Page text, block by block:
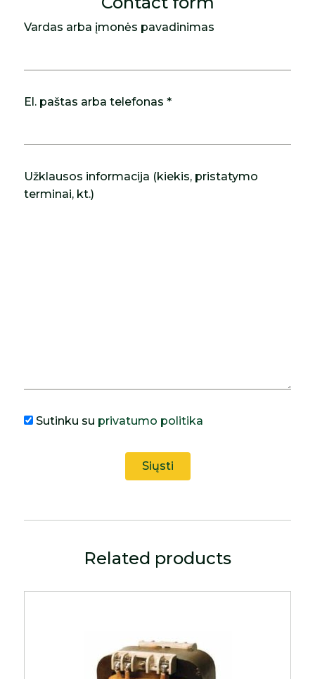
Vardas arba įmonės pavadinimas
El. paštas arba telefonas *
Užklausos informacija (kiekis, pristatymo
terminai, kt.)
Sutinku su privatumo politika
Related products